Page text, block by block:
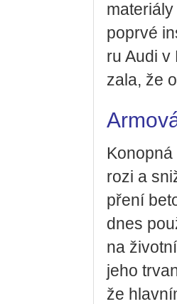
po­pr­vé
ru Audi
za­la, že
ro­zi a
pře­ní
dnes
na
jeho
že